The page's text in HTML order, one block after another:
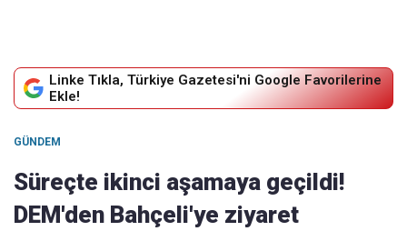
Linke Tıkla, Türkiye Gazetesi'ni Google Favorilerine
Ekle!
GÜNDEM
Süreçte ikinci aşamaya geçildi!
DEM'den Bahçeli'ye ziyaret